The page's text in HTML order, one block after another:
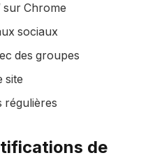
sur Chrome
sociaux
des groupes
site
régulières
de